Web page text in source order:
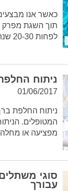
כאשר אנו
תוך השגת מפרק
לפחות 20-30 שנה אם לא יותר…
ניתוח
01/06/2017
ניתוח החלפת
המטופלים.
מפציעה או
סוגי
עבורך